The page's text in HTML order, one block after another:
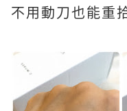
不用動刀也能重